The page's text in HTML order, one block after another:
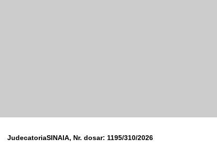
JudecatoriaSINAIA, Nr. dosar: 1195/310/2026